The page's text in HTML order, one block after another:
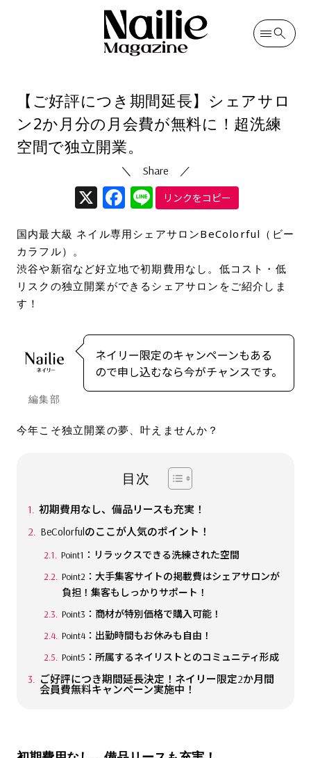
ネイリストお役立ち情報
（更新日 2025/03/19 ）
【ご好評につき期間延長】シェアサロ
ン2か月分の月会費が無料に！超洗練
空間で独立開業。
X Facebook
Line
リンクをコピー
国内最大級 ネイル専用シェアサロンBeColorful（ビー
カラフル）。
渋谷や新宿など好立地で初期費用なし。低コスト・低
リスクの独立開業ができるシェアサロンをご紹介しま
す！
編集部
ネイリー限定のキャンペーンもある
ので申し込むなら今がチャンスです。
今年こそ独立開業の夢、叶えませんか？
目次
初期費用なし、備品リースも充実！
BeColorfulのここが人気のポイント！
Point1：リラックスできる洗練された空間
Point2：大手集客サイトの掲載費はシェアサロンが
負担！集客もしっかりサポート！
Point3：商材が特別価格で購入可能！
Point4：出勤時間もお休みも自由！
Point5：所属するネイリストとのコミュニティ形成
ご好評につき期間延長決定！ネイリー限定2か月間
会員費無料キャンペーン実施中！